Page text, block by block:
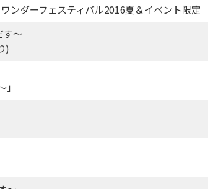
ンダーフェスティバル2016夏＆イベント限定
す～
)